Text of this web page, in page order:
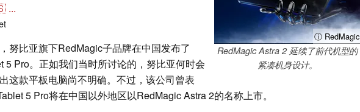
ⓘ RedMagic
RedMagic Astra 2 延续了前代机型的
紧凑机身设计。
...
努比亚旗下RedMagic子品牌在中国发布了
5 Pro。正如我们当时所讨论的，努比亚何时会
这款平板电脑尚不明确。不过，该公司曾表
5 Pro将在中国以外地区以RedMagic Astra 2的名称上市。